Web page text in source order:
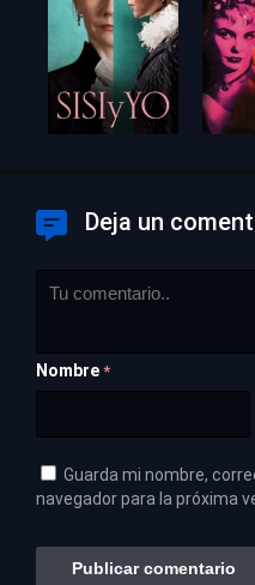
Deja un
Nombre *
Guarda mi nombre,
navegador para la próxima